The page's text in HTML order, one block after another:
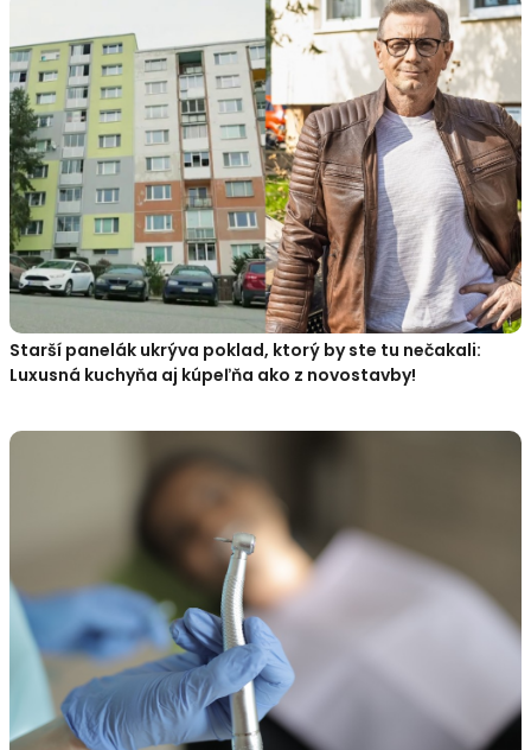
Starší panelák ukrýva poklad, ktorý by ste tu nečakali:
Luxusná kuchyňa aj kúpeľňa ako z novostavby!